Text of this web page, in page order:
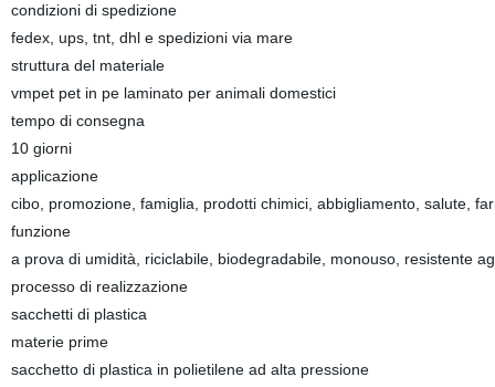
condizioni di spedizione
fedex, ups, tnt, dhl e spedizioni via mare
struttura del materiale
vmpet pet in pe laminato per animali domestici
tempo di consegna
10 giorni
applicazione
cibo, promozione, famiglia, prodotti chimici, abbigliamento, salute,
funzione
a prova di umidità, riciclabile, biodegradabile, monouso, resistente
processo di realizzazione
sacchetti di plastica
materie prime
sacchetto di plastica in polietilene ad alta pressione